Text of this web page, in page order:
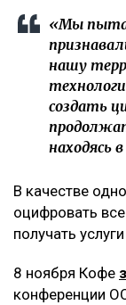
«Мы
нашу
создать
находясь
В качестве
оцифровать
получать
8 ноября Кофе
конференции